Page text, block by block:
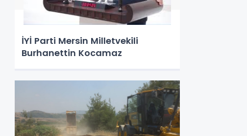
İYİ Parti Mersin Milletvekili
Burhanettin Kocamaz